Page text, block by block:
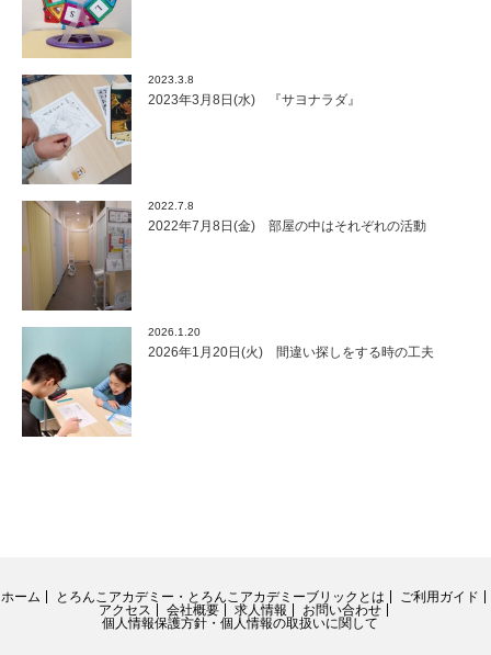
2023.3.8
2023年3月8日(水) 『サヨナラダ』
2022.7.8
2022年7月8日(金) 部屋の中はそれぞれの活動
2026.1.20
2026年1月20日(火) 間違い探しをする時の工夫
ホーム とろんこアカデミー・とろんこアカデミーブリックとは
ご利用ガイド
アクセス
会社概要 求人情報
お問い合わせ
個人情報保護方針・個人情報の取扱いに関して